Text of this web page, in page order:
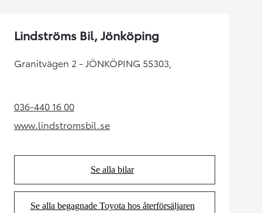
Lindströms Bil, Jönköping
Granitvägen 2 - JÖNKÖPING 55303,
036-440 16 00(Opens in new tab)
www.lindstromsbil.se
(Opens in new tab)
Se alla bilar
(Opens in new tab)
Se alla begagnade Toyota hos återförsäljaren